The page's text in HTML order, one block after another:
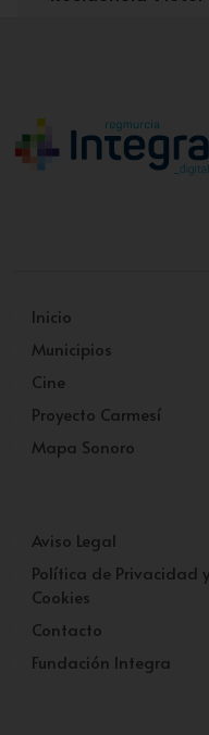
Inicio
Municipios
Cine
Proyecto Carmesí
Mapa Sonoro
Aviso Legal
Política de Privacidad y
Cookies
Contacto
Fundación Integra